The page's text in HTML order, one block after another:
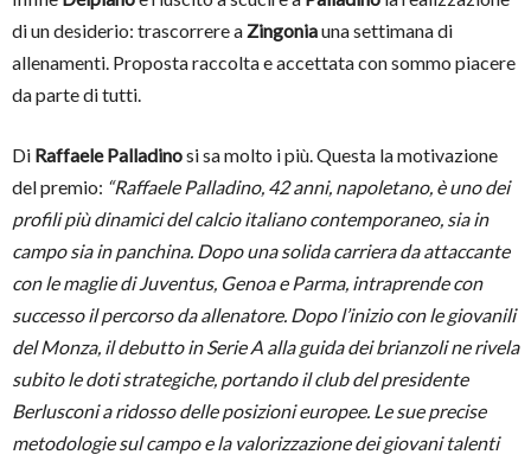
di un desiderio: trascorrere a Zingoniauna settimana di
allenamenti. Proposta raccolta e accettata con sommo piacere
da parte di tutti.
Di Raffaele Palladinosi sa molto i più. Questa la motivazione
del premio: “Raffaele Palladino, 42 anni, napoletano, è uno dei
profili più dinamici del calcio italiano contemporaneo, sia in
campo sia in panchina. Dopo una solida carriera da attaccante
con le maglie di Juventus, Genoa e Parma, intraprende con
successo il percorso da allenatore. Dopo l’inizio con le giovanili
del Monza, il debutto in Serie A alla guida dei brianzoli ne rivela
subito le doti strategiche, portando il club del presidente
Berlusconi a ridosso delle posizioni europee. Le sue precise
metodologie sul campo e la valorizzazione dei giovani talenti